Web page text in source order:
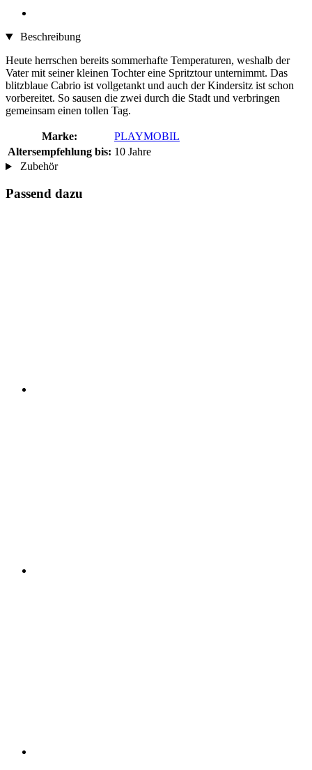
Beschreibung
Heute herrschen bereits sommerhafte Temperaturen, weshalb der
Vater mit seiner kleinen Tochter eine Spritztour unternimmt. Das
blitzblaue Cabrio ist vollgetankt und auch der Kindersitz ist schon
vorbereitet. So sausen die zwei durch die Stadt und verbringen
gemeinsam einen tollen Tag.
Marke:
PLAYMOBIL
Altersempfehlung bis: 10 Jahre
Zubehör
Passend dazu